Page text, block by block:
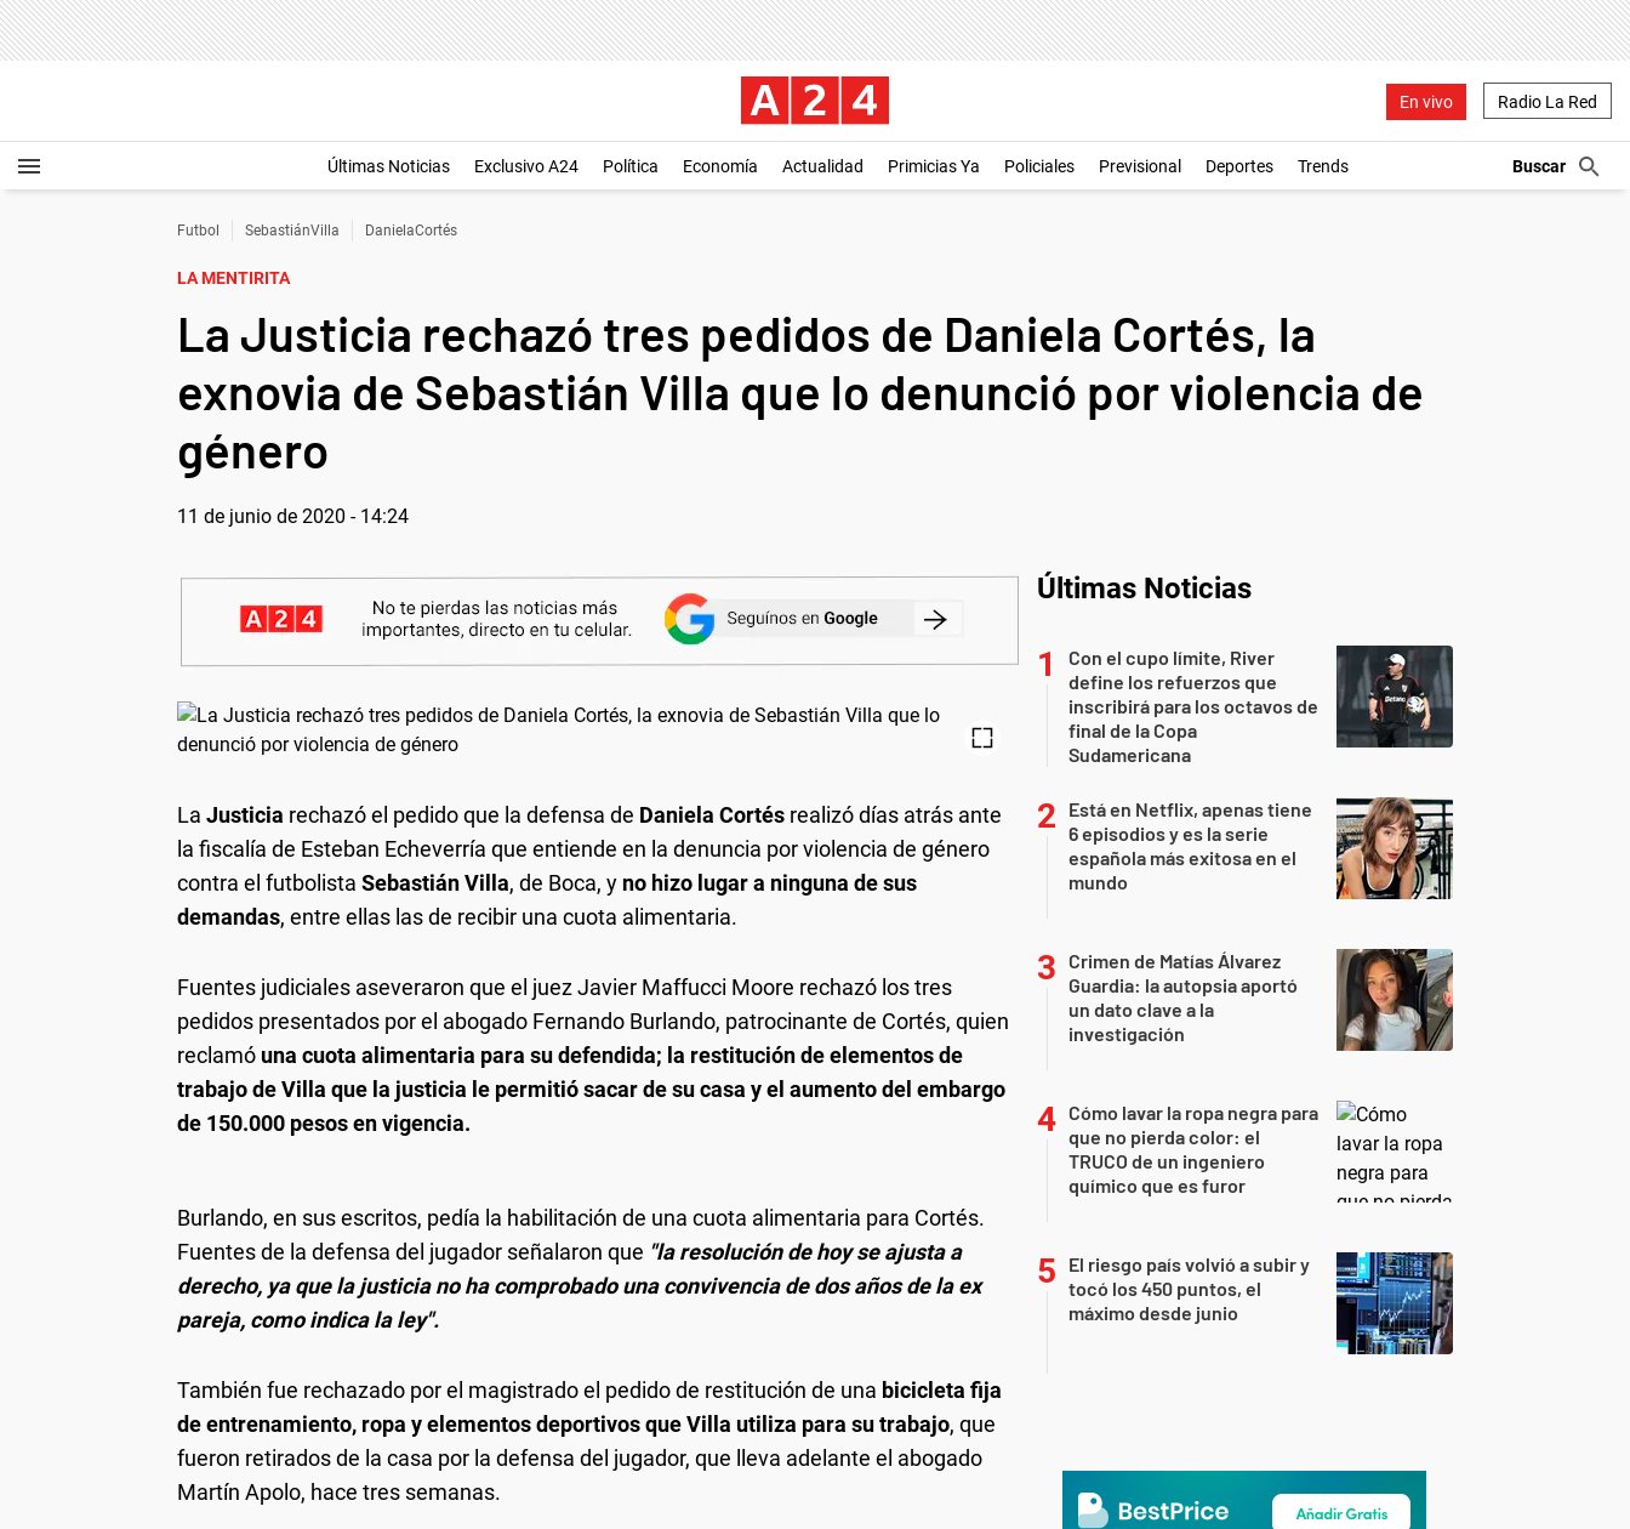
En vivo Radio La Red
Últimas Noticias Exclusivo A24 Política Economía Actualidad Primicias Ya Policiales Previsional Deportes Trends
Futbol SebastiánVilla DanielaCortés
LA MENTIRITA
La Justicia rechazó tres pedidos de Daniela Cortés, la
exnovia de Sebastián Villa que lo denunció por violencia de
género
11 de junio de 2020 - 14:24
La Justicia rechazó el pedido que la defensa de Daniela Cortés realizó días atrás ante
la fiscalía de Esteban Echeverría que entiende en la denuncia por violencia de género
contra el futbolista Sebastián Villa, de Boca, y no hizo lugar a ninguna de sus
demandas, entre ellas las de recibir una cuota alimentaria.
Fuentes judiciales aseveraron que el juez Javier Maffucci Moore rechazó los tres
pedidos presentados por el abogado Fernando Burlando, patrocinante de Cortés, quien
reclamó una cuota alimentaria para su defendida; la restitución de elementos de
trabajo de Villa que la justicia le permitió sacar de su casa y el aumento del embargo
de 150.000 pesos en vigencia.
Burlando, en sus escritos, pedía la habilitación de una cuota alimentaria para Cortés.
Fuentes de la defensa del jugador señalaron que "la resolución de hoy se ajusta a
derecho, ya que la justicia no ha comprobado una convivencia de dos años de la ex
pareja, como indica la ley".
También fue rechazado por el magistrado el pedido de restitución de una bicicleta fija
de entrenamiento, ropa y elementos deportivos que Villa utiliza para su trabajo, que
fueron retirados de la casa por la defensa del jugador, que lleva adelante el abogado
Martín Apolo, hace tres semanas.
Últimas Noticias
Con el cupo límite, River
define los refuerzos que
inscribirá para los octavos de
final de la Copa
Sudamericana
Está en Netflix, apenas tiene
6 episodios y es la serie
española más exitosa en el
mundo
Crimen de Matías Álvarez
Guardia: la autopsia aportó
un dato clave a la
investigación
Cómo lavar la ropa negra para
que no pierda color: el
TRUCO de un ingeniero
químico que es furor
El riesgo país volvió a subir y
tocó los 450 puntos, el
máximo desde junio